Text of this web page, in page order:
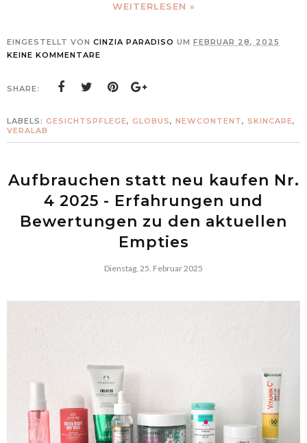
WEITERLESEN »
EINGESTELLT VON CINZIA PARADISO UM FEBRUAR 28, 2025
KEINE KOMMENTARE
SHARE:
LABELS: GESICHTSPFLEGE, GLOBUS, NEWCONTENT, SKINCARE,
VERALAB
Aufbrauchen statt neu kaufen Nr.
4 2025 - Erfahrungen und
Bewertungen zu den aktuellen
Empties
Dienstag, 25. Februar 2025